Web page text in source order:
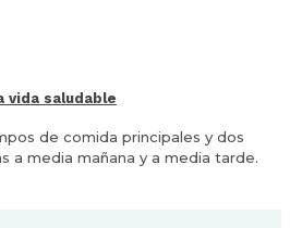
vida saludable
de comida principales y dos
a media mañana y a media tarde.